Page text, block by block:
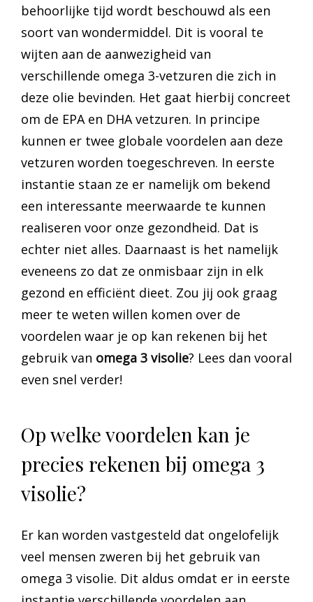
behoorlijke tijd wordt beschouwd als een
soort van wondermiddel. Dit is vooral te
wijten aan de aanwezigheid van
verschillende omega 3-vetzuren die zich in
deze olie bevinden. Het gaat hierbij concreet
om de EPA en DHA vetzuren. In principe
kunnen er twee globale voordelen aan deze
vetzuren worden toegeschreven. In eerste
instantie staan ze er namelijk om bekend
een interessante meerwaarde te kunnen
realiseren voor onze gezondheid. Dat is
echter niet alles. Daarnaast is het namelijk
eveneens zo dat ze onmisbaar zijn in elk
gezond en efficiënt dieet. Zou jij ook graag
meer te weten willen komen over de
voordelen waar je op kan rekenen bij het
gebruik van omega 3 visolie? Lees dan vooral
even snel verder!
Op welke voordelen kan je
precies rekenen bij omega 3
visolie?
Er kan worden vastgesteld dat ongelofelijk
veel mensen zweren bij het gebruik van
omega 3 visolie. Dit aldus omdat er in eerste